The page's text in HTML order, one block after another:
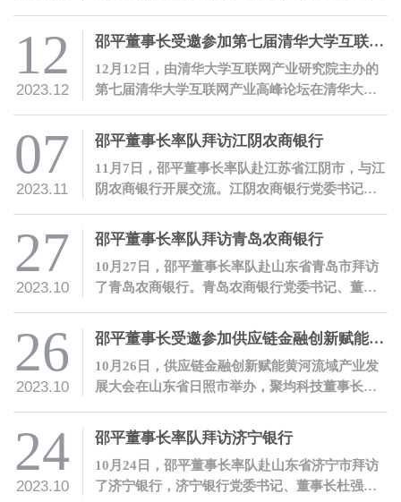
12
2023.12
邵平董事长受邀参加第七届清华大学互联网产业高峰论坛并发表主题演讲
12月12日，由清华大学互联网产业研究院主办的
第七届清华大学互联网产业高峰论坛在清华大学
邵平受邀参会，并发表主题演讲。
07
2023.11
邵平董事长率队拜访江阴农商银行
11月7日，邵平董事长率队赴江苏省江阴市，与江
阴农商银行开展交流。江阴农商银行党委书记、
行的到访。
27
2023.10
邵平董事长率队拜访青岛农商银行
10月27日，邵平董事长率队赴山东省青岛市拜访
了青岛农商银行。青岛农商银行党委书记、董事
的到访。
26
2023.10
邵平董事长受邀参加供应链金融创新赋能黄河流域产业发展大会，并发表主题演讲
10月26日，供应链金融创新赋能黄河流域产业发
展大会在山东省日照市举办，聚均科技董事长兼C
24
2023.10
邵平董事长率队拜访济宁银行
10月24日，邵平董事长率队赴山东省济宁市拜访
了济宁银行，济宁银行党委书记、董事长杜强代